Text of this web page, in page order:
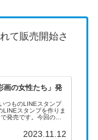
て販売開始さ
画の女性たち」発
つものLINEスタンプ
LINEスタンプを作りま
発売です。今回の申
た。早い！全16種類の
2023.11.12